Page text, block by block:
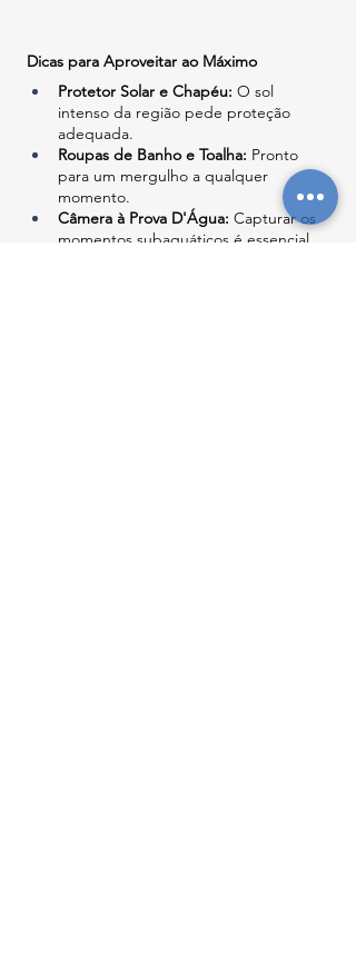
Dicas para Aproveitar ao Máximo
Protetor Solar e Chapéu: O sol
intenso da região pede proteção
adequada.
Roupas de Banho e Toalha: Pronto
para um mergulho a qualquer
momento.
Câmera à Prova D'Água: Capturar os
momentos subaquáticos é essencial.